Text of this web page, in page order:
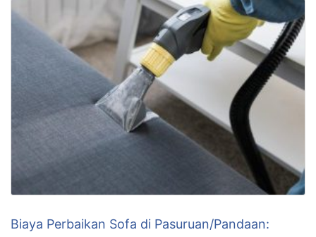
Biaya Perbaikan Sofa di Pasuruan/Pandaan: